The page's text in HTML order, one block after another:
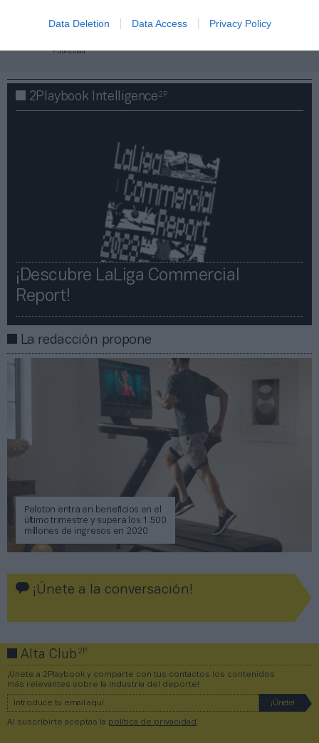
Data Deletion Data Access Privacy Policy
Publicidad
2Playbook Intelligence2P
¡Descubre LaLiga Commercial
Report!​​
La redacción propone
Peloton entra en beneficios en el
último trimestre y supera los 1.500
millones de ingresos en 2020
¡Únete a la conversación!
Alta Club2P
¡Únete a 2Playbook y comparte con tus contactos los contenidos
más relevantes sobre la industria del deporte!
Al suscribirte aceptas la política de privacidad